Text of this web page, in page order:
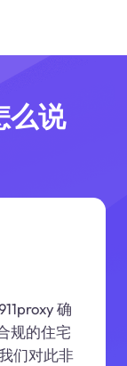
么说
确
规的住宅
们对此非